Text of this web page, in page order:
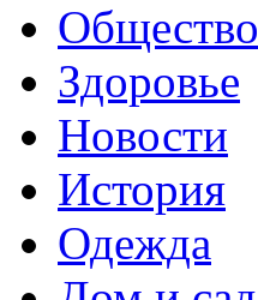
Общество
Здоровье
Новости
История
Одежда